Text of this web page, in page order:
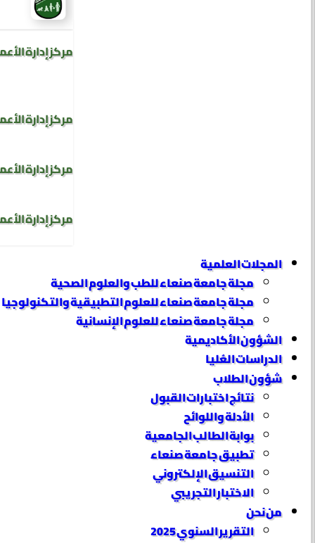
مركز إدارة
مركز إدارة
مركز إدارة
مركز إدارة
المجلات العلمية
مجلة جامعة صنعاء للطب والعلوم الصحية
مجلة جامعة صنعاء للعلوم التطبيقية والتكنولوجيا
مجلة جامعة صنعاء للعلوم الإنسانية
الشؤون الأكاديمية
الدراسات العُليا
شؤون الطلاب
نتائج اختبارات القبول
الأدلة واللوائح
بوابة الطالب الجامعية
تطبيق جامعة صنعاء
التنسيق الإلكتروني
الاختبار التجريبي
من نحن
التقرير السنوي 2025